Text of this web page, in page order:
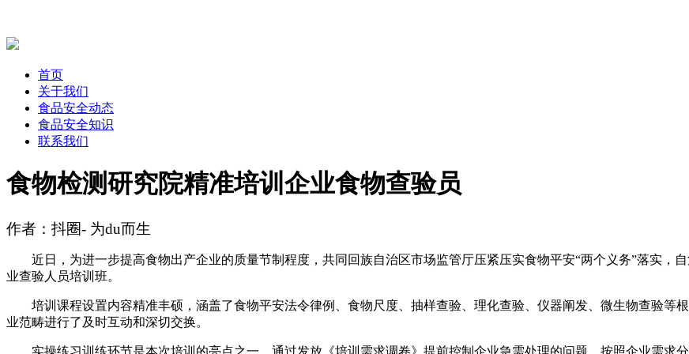
首页
关于我们
食品安全动态
食品安全知识
联系我们
食物检测研究院精准培训企业食物查验员
作者：抖圈- 为du而生
近日，为进一步提高食物出产企业的质量节制程度，共同回族自治区市场监管厅压紧压实食物平安“两个义务”落实，
业查验人员培训班。
培训课程设置内容精准丰硕，涵盖了食物平安法令律例、食物尺度、抽样查验、理化查验、仪器阐发、微生物查验等
业范畴进行了及时互动和深切交换。
实操练习训练环节是本次培训的亮点之一，通过发放《培训需求调卷》提前控制企业急需处理的问题，按照企业需求